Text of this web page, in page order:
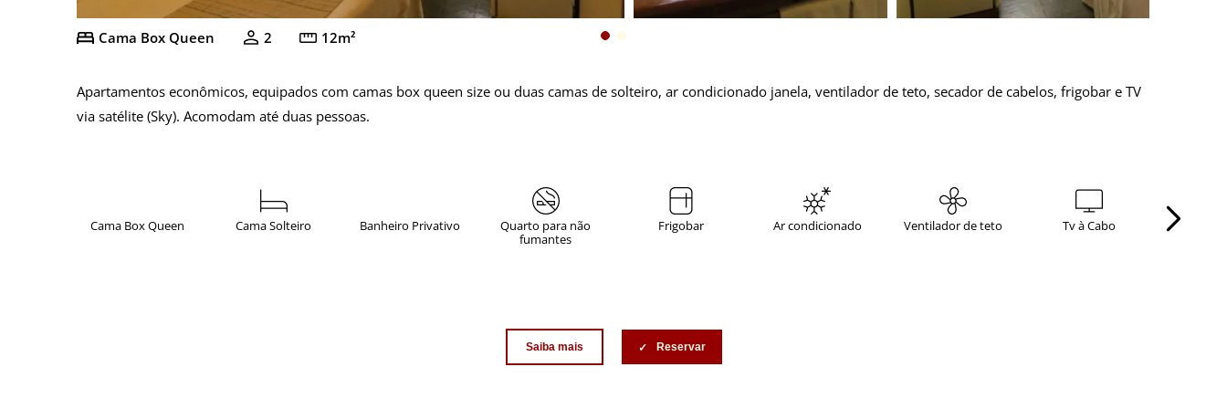
Cama Box Queen 2 12m²
Apartamentos econômicos, equipados com camas box queen size ou duas camas de solteiro, ar condicionado janela, ventilador de teto, secador de cabelos, frigobar e TV
via satélite (Sky). Acomodam até duas pessoas.
Cama Box Queen Cama Solteiro Banheiro Privativo
Quarto para não
fumantes
Frigobar Ar condicionado Ventilador de teto Tv à Cabo Secador
Saiba mais Reservar